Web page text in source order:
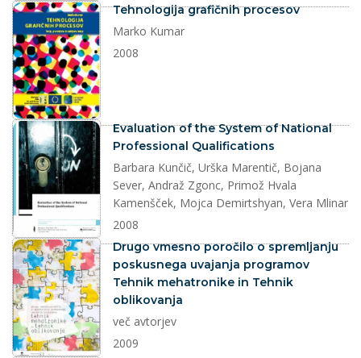
dokument
Tehnologija grafičnih procesov
Marko Kumar
2008
dokument
Evaluation of the System of National
Professional Qualifications
Barbara Kunčič, Urška Marentič, Bojana
Sever, Andraž Zgonc, Primož Hvala
Kamenšček, Mojca Demirtshyan, Vera Mlinar
2008
dokument
Drugo vmesno poročilo o spremljanju
poskusnega uvajanja programov
Tehnik mehatronike in Tehnik
oblikovanja
več avtorjev
2009